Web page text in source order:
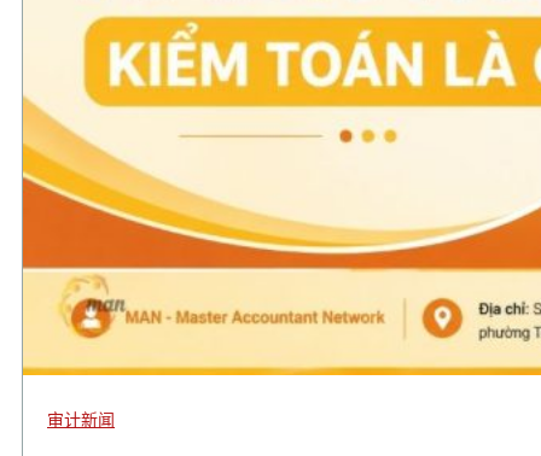
审计新闻